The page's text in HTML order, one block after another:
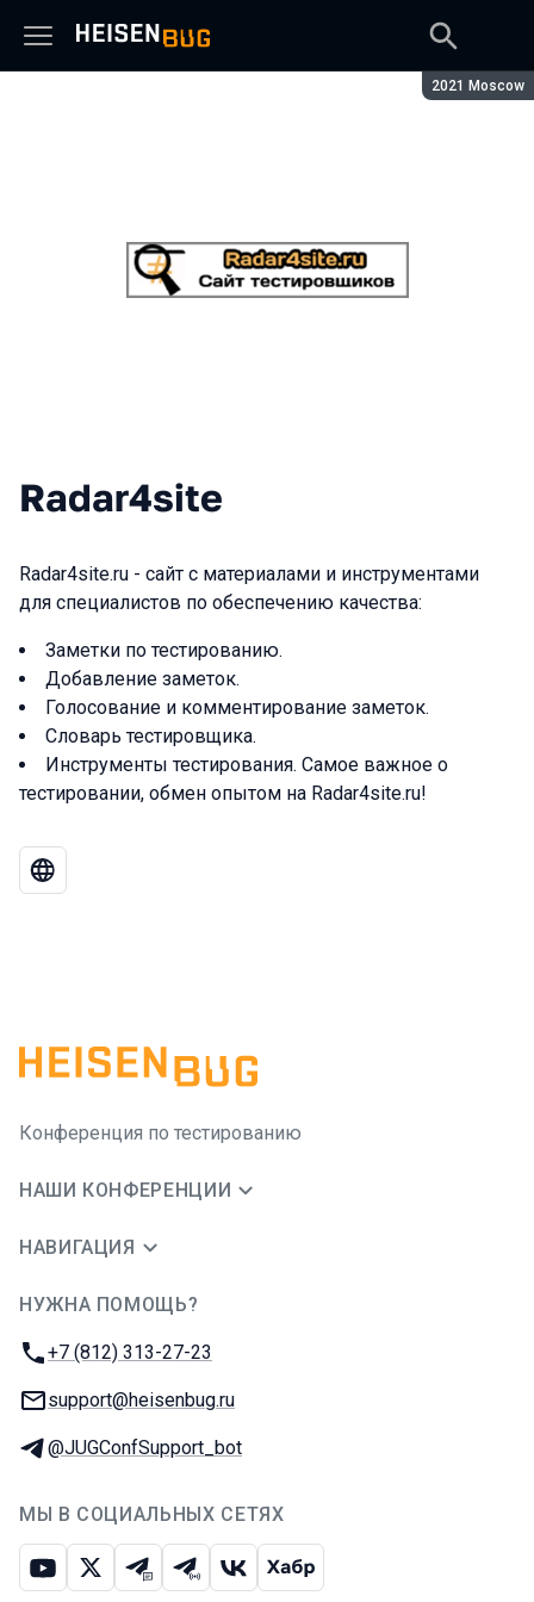
Сезон:
2021 Moscow
Radar4site
Radar4site.ru - сайт с материалами и инструментами
для специалистов по обеспечению качества:
Заметки по тестированию.
Добавление заметок.
Голосование и комментирование заметок.
Словарь тестировщика.
Инструменты тестирования. Самое важное о
тестировании, обмен опытом на Radar4site.ru!
Конференция по тестированию
НАШИ КОНФЕРЕНЦИИ
НАВИГАЦИЯ
НУЖНА ПОМОЩЬ?
Телефон:
+7 (812) 313-27-23
E-mail:
support@heisenbug.ru
Телеграм:
@JUGConfSupport_bot
МЫ В СОЦИАЛЬНЫХ СЕТЯХ
ЮтубИкс Телеграм-чат
Телеграм-канал
ВКонтакте
Хабр